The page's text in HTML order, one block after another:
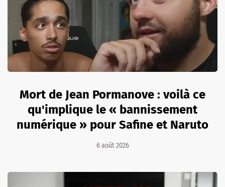
Mort de Jean Pormanove : voilà ce
qu'implique le « bannissement
numérique » pour Safine et Naruto
6 août 2026